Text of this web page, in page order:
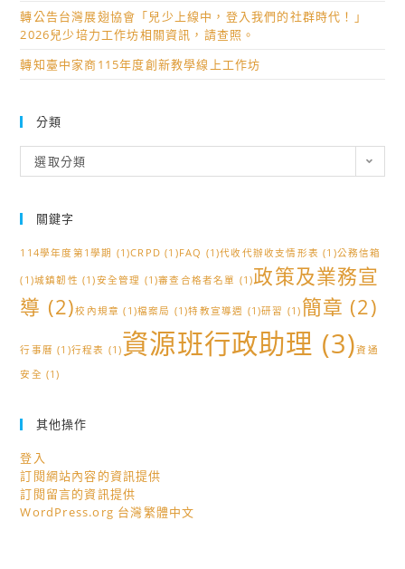
轉公告台灣展翅協會「兒少上線中，登入我們的社群時代！」
2026兒少培力工作坊相關資訊，請查照。
轉知臺中家商115年度創新教學線上工作坊
分類
類
選取分類
關鍵字
114學年度第1學期 (1)CRPD (1)FAQ (1)代收代辦收支情形表 (1)公務信箱
(1)城鎮韌性 (1)安全管理 (1)審查合格者名單 (1)政策及業務宣
導 (2)校內規章 (1)檔案局 (1)特教宣導週 (1)研習 (1) 簡章 (2)
行事曆 (1)行程表 (1)資源班行政助理 (3)資通
安全 (1)
其他操作
登入
訂閱網站內容的資訊提供
訂閱留言的資訊提供
WordPress.org 台灣繁體中文